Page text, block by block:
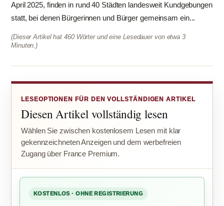
April 2025, finden in rund 40 Städten landesweit Kundgebungen
statt, bei denen Bürgerinnen und Bürger gemeinsam ein...
(Dieser Artikel hat 460 Wörter und eine Lesedauer von etwa 3
Minuten.)
LESEOPTIONEN FÜR DEN VOLLSTÄNDIGEN ARTIKEL
Diesen Artikel vollständig lesen
Wählen Sie zwischen kostenlosem Lesen mit klar
gekennzeichneten Anzeigen und dem werbefreien
Zugang über France Premium.
KOSTENLOS · OHNE REGISTRIERUNG